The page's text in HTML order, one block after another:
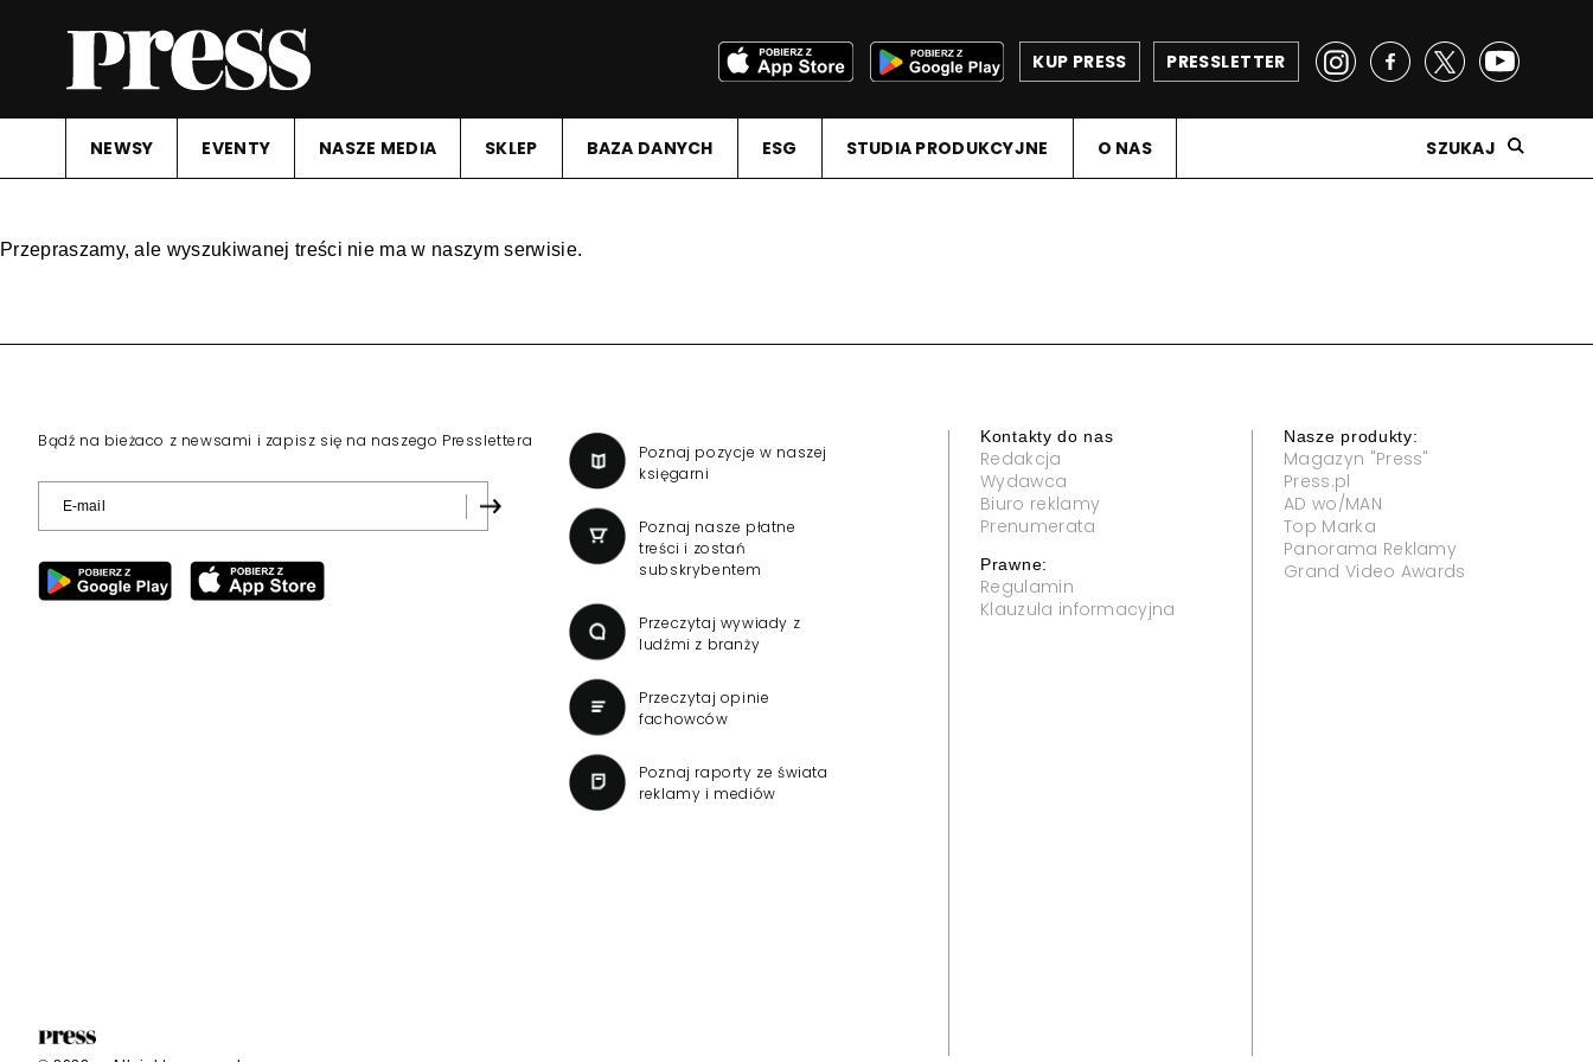
PRESSLETTER
KUP PRESS
NEWSY EVENTY NASZE MEDIA SKLEP BAZA DANYCH ESG STUDIA PRODUKCYJNE O NAS SZUKAJ
Przepraszamy, ale wyszukiwanej treści nie ma w naszym serwisie.
Bądź na bieżaco z newsami i zapisz się na naszego Presslettera
Poznaj pozycje w naszej
księgarni
Poznaj nasze płatne
treści i zostań
subskrybentem
Przeczytaj wywiady z
ludźmi z branży
Przeczytaj opinie
fachowców
Poznaj raporty ze świata
reklamy i mediów
Kontakty do nas
Redakcja
Wydawca
Biuro reklamy
Prenumerata
Prawne:
Regulamin
Klauzula informacyjna
Nasze produkty:
Magazyn "Press"
Press.pl
AD wo/MAN
Top Marka
Panorama Reklamy
Grand Video Awards